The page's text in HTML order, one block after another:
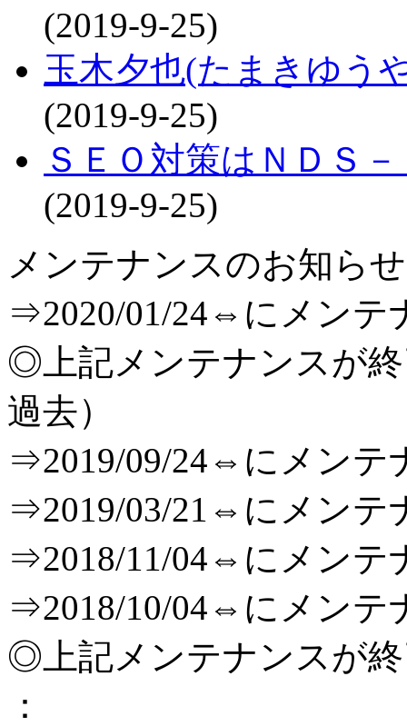
(2019-9-25)
玉木夕也(たまきゆう
(2019-9-25)
ＳＥＯ対策はＮＤＳ
(2019-9-25)
メンテナンスのお知ら
⇒2020/01/24⇔にメンテ
◎上記メンテナンスが
過去）
⇒2019/09/24⇔にメンテ
⇒2019/03/21⇔にメンテ
⇒2018/11/04⇔にメンテ
⇒2018/10/04⇔にメンテ
◎上記メンテナンスが
：